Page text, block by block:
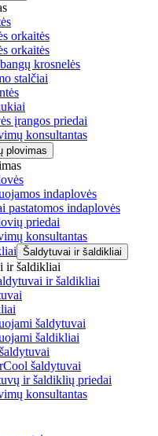
orkaitės
orkaitės
krosnelės
stalčiai
įrangos priedai
konsultantas
plovimas
indaplovės
pastatomos indaplovės
priedai
konsultantas
Šaldytuvai ir šaldikliai
ir šaldikliai
ir šaldikliai
šaldytuvai
šaldikliai
šaldytuvai
ir šaldiklių priedai
konsultantas